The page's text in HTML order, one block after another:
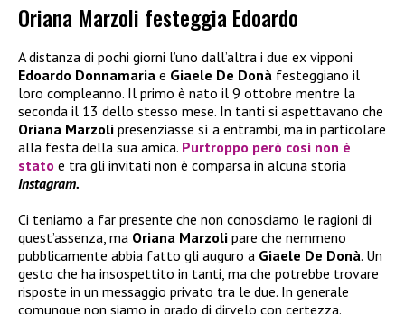
Oriana Marzoli festeggia Edoardo
A distanza di pochi giorni l’uno dall’altra i due ex vipponi
Edoardo Donnamaria e Giaele De Donà festeggiano il
loro compleanno. Il primo è nato il 9 ottobre mentre la
seconda il 13 dello stesso mese. In tanti si aspettavano che
Oriana Marzoli presenziasse sì a entrambi, ma in particolare
alla festa della sua amica. Purtroppo però così non è
stato e tra gli invitati non è comparsa in alcuna storia
Instagram.
Ci teniamo a far presente che non conosciamo le ragioni di
quest’assenza, ma Oriana Marzoli pare che nemmeno
pubblicamente abbia fatto gli auguro a Giaele De Donà. Un
gesto che ha insospettito in tanti, ma che potrebbe trovare
risposte in un messaggio privato tra le due. In generale
comunque non siamo in grado di dirvelo con certezza.